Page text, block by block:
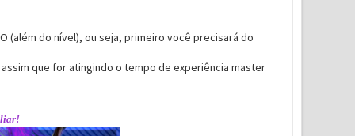
(além do nível), ou seja, primeiro você precisará do
que for atingindo o tempo de experiência master